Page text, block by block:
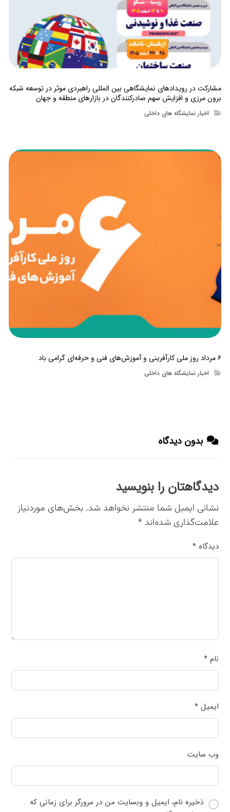
مشارکت در رویدادهای نمایشگاهی بین المللی راهبردی موثر در توسعه شبکه
برون مرزی و افزایش سهم صادرکنندگان در بازارهای منطقه و جهان
اخبار نمایشگاه های داخلی
۶ مرداد روز ملی کارآفرینی و آموزش‌های فنی و حرفه‌ای گرامی باد
اخبار نمایشگاه های داخلی
بدون دیدگاه
دیدگاهتان را بنویسید
نشانی ایمیل شما منتشر نخواهد شد. بخش‌های موردنیاز
علامت‌گذاری شده‌اند*
دیدگاه*
نام*
ایمیل*
وب‌ سایت
ذخیره نام، ایمیل و وبسایت من در مرورگر برای زمانی که